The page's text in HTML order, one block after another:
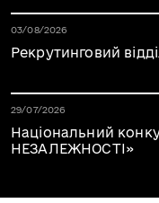
Дата публікації 05.08.2026
03/08/2026
Рекрутинговий
Дата публікації 05.08.2026
29/07/2026
Національний
НЕЗАЛЕЖНОСТІ»